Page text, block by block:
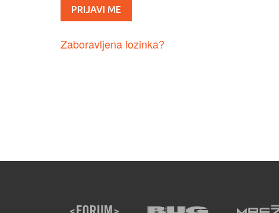
Zaboravljena lozinka?